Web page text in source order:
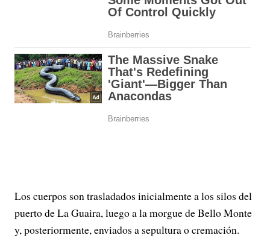
Los cuerpos son trasladados inicialmente a los silos del
puerto de La Guaira, luego a la morgue de Bello Monte
y, posteriormente, enviados a sepultura o cremación.